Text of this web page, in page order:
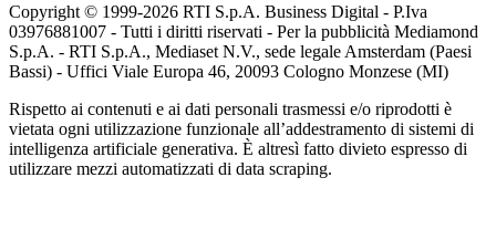
Copyright © 1999-2026 RTI S.p.A. Business Digital - P.Iva
03976881007 - Tutti i diritti riservati - Per la pubblicità Mediamond
S.p.A. - RTI S.p.A., Mediaset N.V., sede legale Amsterdam (Paesi
Bassi) - Uffici Viale Europa 46, 20093 Cologno Monzese (MI)
Rispetto ai contenuti e ai dati personali trasmessi e/o riprodotti è
vietata ogni utilizzazione funzionale all’addestramento di sistemi di
intelligenza artificiale generativa. È altresì fatto divieto espresso di
utilizzare mezzi automatizzati di data scraping.